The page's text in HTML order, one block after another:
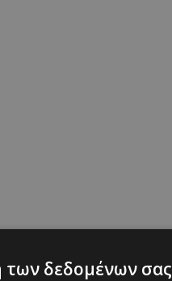
Στοιχεία»
δεδομένων σας